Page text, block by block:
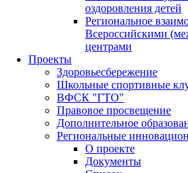
оздоровления детей
Региональное
Всероссийскими
центрами
Проекты
Здоровьесбережение
Школьные спортивные
ВФСК "ГТО"
Правовое просвещение
Дополнительное
Региональные
О проекте
Документы